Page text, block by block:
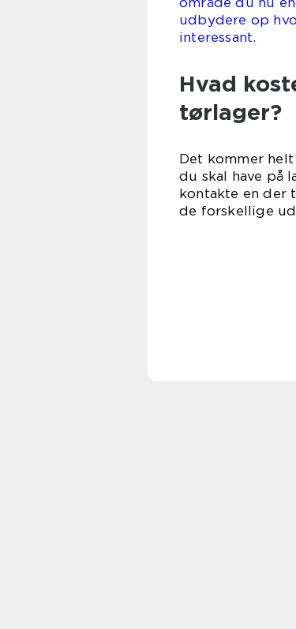
udbydere op
Hvad
tørlager?
Det kommer
du skal have på
kontakte en der
de forskellige